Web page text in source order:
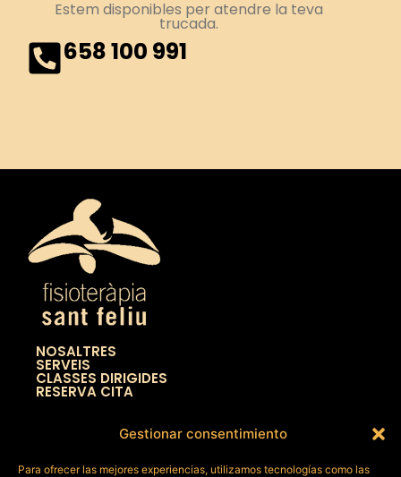
Gestionar consentimiento
Para ofrecer las mejores experiencias, utilizamos tecnologías como las
Estem disponibles per atendre la teva
trucada.
658 100 991
NOSALTRES
SERVEIS
CLASSES DIRIGIDES
RESERVA CITA
Carrer de la Rectoria, 25, 08980 Sant Feliu de
Llobregat, Barcelona
info@fisioterapiasantfeliu.com